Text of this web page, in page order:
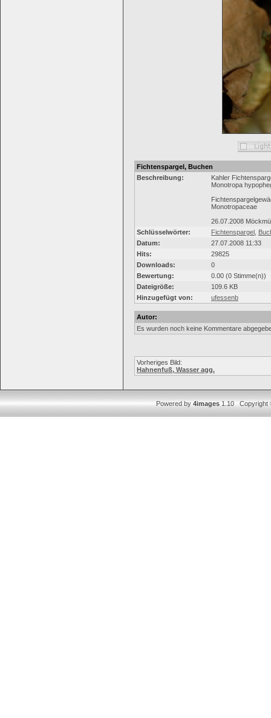
Fichtenspargel, Buchen
Beschreibung:
Kahler
Monotropa
Monotropaceae
26.07.2008
Schlüsselwörter:
Fichtenspargel
Datum:
27.07.2008 11:33
Hits:
29825
Downloads:
0
Bewertung:
0.00 (0 Stimme(n))
Dateigröße:
109.6 KB
Hinzugefügt von:
ufessenb
Autor:
Es wurden noch keine Kommentare
Vorheriges Bild:
Hahnenfuß, Wasser agg.
Powered by4images1.10 Copyright